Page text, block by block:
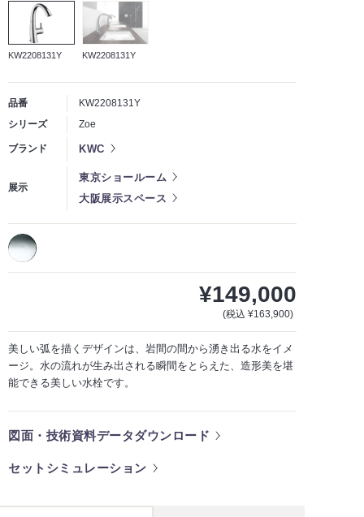
KW2208131Y KW2208131Y
品番
KW2208131Y
シリーズ
Zoe
ブランド KWC
展示
東京ショールーム
大阪展示スペース
¥149,000
(税込 ¥163,900)
美しい弧を描くデザインは、岩間の間から湧き出る水をイメ
ージ。水の流れが生み出される瞬間をとらえた、造形美を堪
能できる美しい水栓です。
図面・技術資料データダウンロード
セットシミュレーション